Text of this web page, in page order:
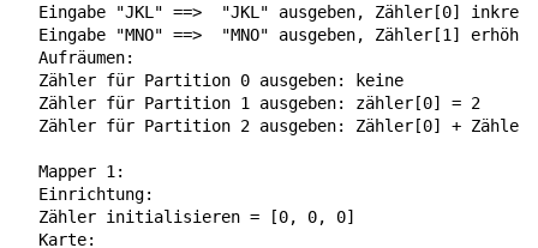
Eingabe "JKL" ==>  "JKL" ausgeben, Zähler[0]
Eingabe "MNO" ==>  "MNO" ausgeben, Zähler[1]
  Aufräumen:
  Zähler für Partition 0 ausgeben: keine
  Zähler für Partition 1 ausgeben: zähler[0] = 2
Zähler für Partition 2 ausgeben: Zähler[0] +
  Mapper 1:
  Einrichtung:
  Zähler initialisieren = [0, 0, 0]
  Karte: